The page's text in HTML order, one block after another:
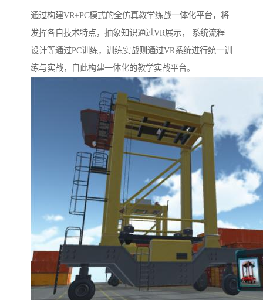
通过构建VR+PC模式的全仿真教学练战一体化平台，将
发挥各自技术特点，抽象知识通过VR展示， 系统流程
设计等通过PC训练，训练实战则通过VR系统进行统一训
练与实战，自此构建一体化的教学实战平台。